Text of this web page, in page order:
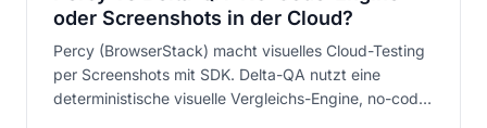
oder Screenshots in der Cloud?
Percy (BrowserStack) macht visuelles Cloud-Testing
per Screenshots mit SDK. Delta-QA nutzt eine
deterministische visuelle Vergleichs-Engine, no-code